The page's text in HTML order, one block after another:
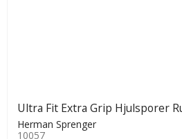
Ultra Fit Extra Grip Hjulsporer
Herman Sprenger
10057